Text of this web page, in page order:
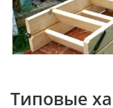
Типовые